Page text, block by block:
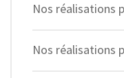
Nos réalisations
Nos réalisations